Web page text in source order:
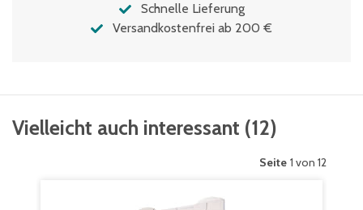
Schnelle Lieferung
Versandkostenfrei ab 200 €
Vielleicht auch interessant (12)
Seite 1 von 12